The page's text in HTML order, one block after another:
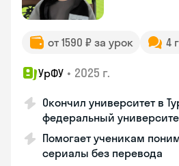
от 1590 ₽ за урок 4
УрФУ • 2025 г.
Окончил университет в
федеральный
Помогает ученикам
сериалы без перевода